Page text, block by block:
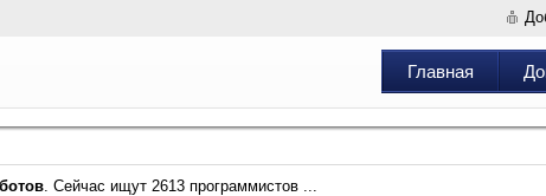
Главная
. Сейчас ищут 2613 программистов ...